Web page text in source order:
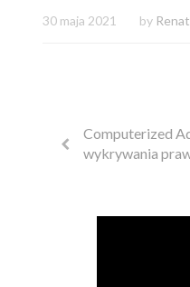
30 maja 2021 by
Computerized
wykrywania